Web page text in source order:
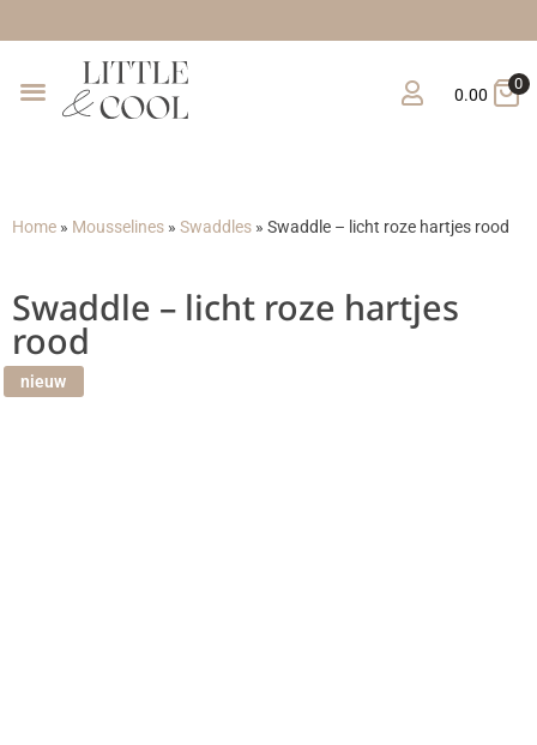
0.00
0
Home » Mousselines » Swaddles » Swaddle – licht roze hartjes rood
Swaddle – licht roze hartjes
rood
nieuw